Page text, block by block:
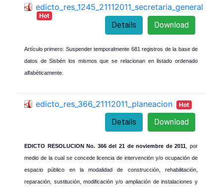
edicto_res_1245_21112011_secretaria_general
Hot
Download
Details
Artículo primero: Suspender temporalmente 681 registros de la base de
datos de Sisbén los mismos que se relacionan en listado ordenado
alfabéticamente.
edicto_res_366_21112011_planeacion Hot
Download
Details
EDICTO RESOLUCION No. 366 del 21 de noviembre de 2011 , por
medio de la cual se concede licencia de intervención y/o ocupación de
espacio público en la modalidad de construcción, rehabilitación,
reparación, sustitución, modificación y/o ampliación de instalaciones y